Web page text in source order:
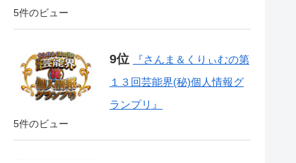
5件のビュー
『さんま＆くりぃむの第
１３回芸能界(秘)個人情報グ
ランプリ』
5件のビュー